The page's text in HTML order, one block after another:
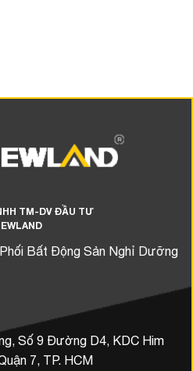
TM-DV ĐẦU TƯ
Bất Động Sản Nghỉ Dưỡng
Số 9 Đường D4, KDC Him
7, TP. HCM